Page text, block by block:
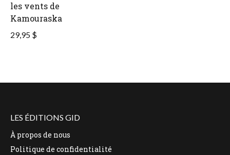
les vents de
Kamouraska
29,95 $
LES ÉDITIONS GID
À propos de nous
Politique de confidentialité